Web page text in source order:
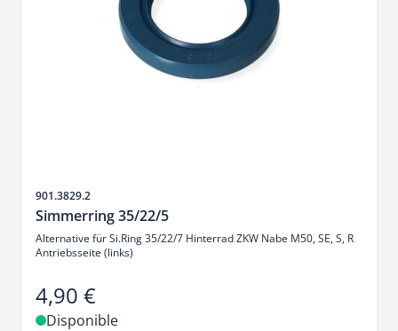
SKU
901.3829.2
Simmerring 35/22/5
Alternative für Si.Ring 35/22/7 Hinterrad ZKW Nabe M50, SE, S, R
Antriebsseite (links)
4,90 €
Disponible